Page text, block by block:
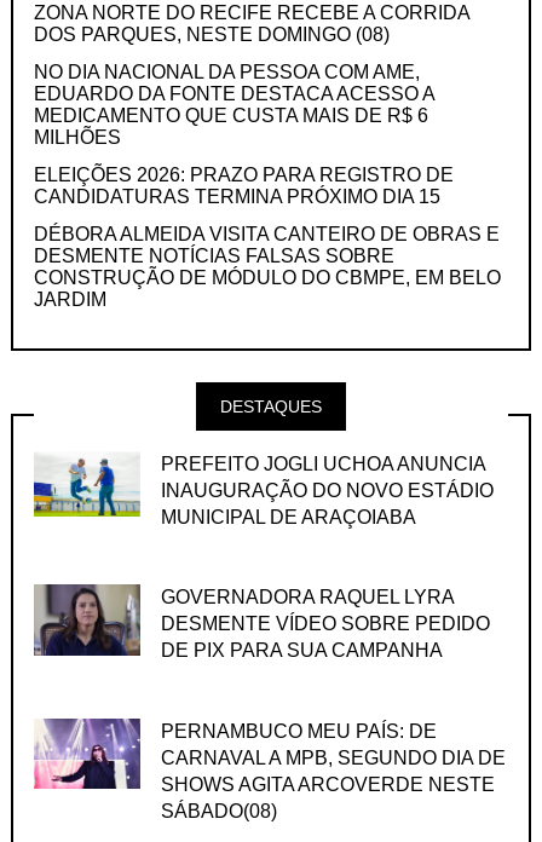
ZONA NORTE DO RECIFE RECEBE A CORRIDA
DOS PARQUES, NESTE DOMINGO (08)
NO DIA NACIONAL DA PESSOA COM AME,
EDUARDO DA FONTE DESTACA ACESSO A
MEDICAMENTO QUE CUSTA MAIS DE R$ 6
MILHÕES
ELEIÇÕES 2026: PRAZO PARA REGISTRO DE
CANDIDATURAS TERMINA PRÓXIMO DIA 15
DÉBORA ALMEIDA VISITA CANTEIRO DE OBRAS E
DESMENTE NOTÍCIAS FALSAS SOBRE
CONSTRUÇÃO DE MÓDULO DO CBMPE, EM BELO
JARDIM
DESTAQUES
PREFEITO JOGLI UCHOA ANUNCIA
INAUGURAÇÃO DO NOVO ESTÁDIO
MUNICIPAL DE ARAÇOIABA
GOVERNADORA RAQUEL LYRA
DESMENTE VÍDEO SOBRE PEDIDO
DE PIX PARA SUA CAMPANHA
PERNAMBUCO MEU PAÍS: DE
CARNAVAL A MPB, SEGUNDO DIA DE
SHOWS AGITA ARCOVERDE NESTE
SÁBADO(08)